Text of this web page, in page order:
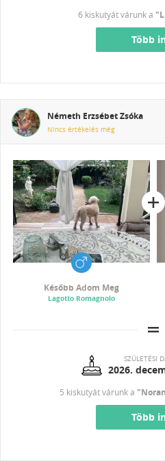
6 kiskutyát várunk a
Több
Németh Erzsébet Zsóka
Nincs értékelés még
Később Adom Meg
Lagotto Romagnolo
SZÜLETÉSI
2026.
5 kiskutyát várunk a
Több